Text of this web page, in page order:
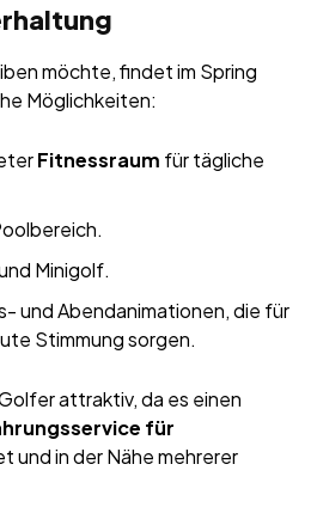
möchte, findet im Spring
Möglichkeiten:
Fitnessraum für tägliche
Minigolf.
und Abendanimationen, die für
Stimmung sorgen.
attraktiv, da es einen
für
und in der Nähe mehrerer